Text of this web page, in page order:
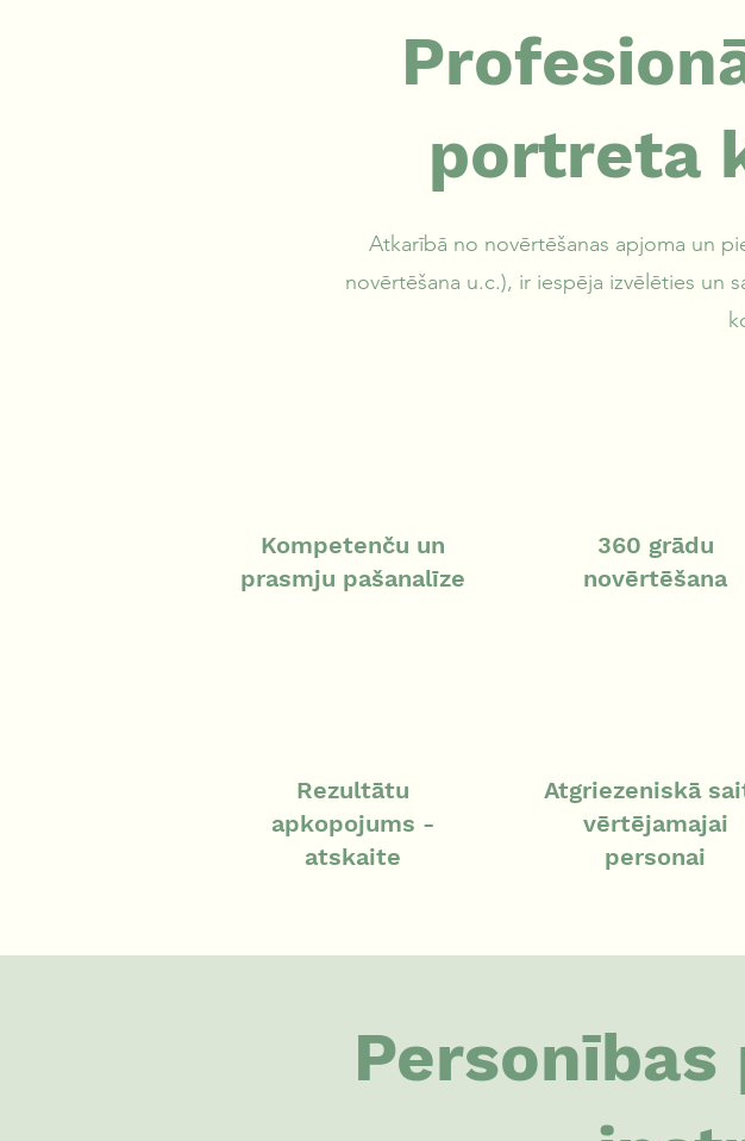
portreta
Atkarībā no novērtēšanas apjoma un
novērtēšana u.c.), ir iespēja izvēlēties un
Kompetenču un
prasmju pašanalīze
Rezultātu
apkopojums -
atskaite
360 grādu
novērtēšana
Atgriezeniskā
vērtējamajai
personai